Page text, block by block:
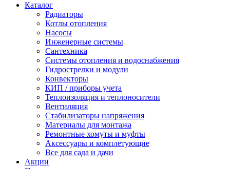
Каталог
Радиаторы
Котлы отопления
Насосы
Инженерные системы
Сантехника
Системы отопления и водоснабжения
Гидрострелки и модули
Конвекторы
КИП / приборы учета
Теплоизоляция и теплоносители
Вентиляция
Стабилизаторы напряжения
Материалы для монтажа
Ремонтные хомуты и муфты
Аксессуары и комплетующие
Все для сада и дачи
Акции